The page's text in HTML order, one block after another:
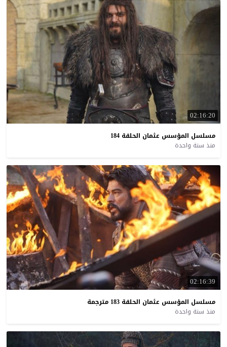
02:16:20
مسلسل المؤسس عثمان الحلقة 184
منذ سنة واحدة
02:16:39
مسلسل المؤسس عثمان الحلقة 183 مترجمة
منذ سنة واحدة